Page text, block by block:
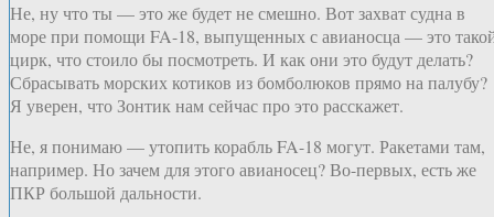
Не, ну что ты — это же будет не смешно. Вот захват судна в
море при помощи FA-18, выпущенных с авианосца — это
цирк, что стоило бы посмотреть. И как они это будут делать?
Сбрасывать морских котиков из бомболюков прямо на палубу?
Я уверен, что Зонтик нам сейчас про это расскажет.
Не, я понимаю — утопить корабль FA-18 могут. Ракетами там,
например. Но зачем для этого авианосец? Во-первых, есть же
ПКР большой дальности.